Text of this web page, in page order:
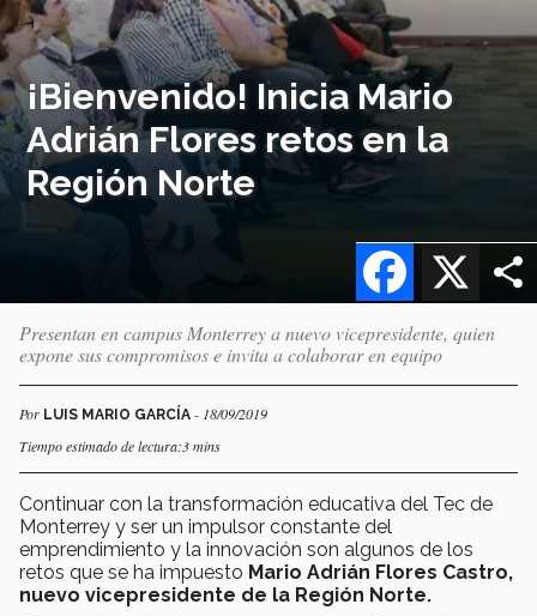
¡Bienvenido! Inicia Mario
Adrián Flores retos en la
Región Norte
X
Facebook
Presentan en campus Monterrey a nuevo vicepresidente, quien
expone sus compromisos e invita a colaborar en equipo
Por LUIS MARIO GARCÍA - 18/09/2019
Tiempo estimado de lectura:3 mins
Continuar con la transformación educativa del Tec de
Monterrey y ser un impulsor constante del
emprendimiento y la innovación son algunos de los
retos que se ha impuesto Mario Adrián Flores Castro,
nuevo vicepresidente de la Región Norte.